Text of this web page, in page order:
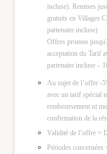
incluse). Remises
gratuits en Villages
partenaire incluse)
Offres promos
acceptation du Tarif
partenaire incluse –
Au sujet de l’offre -
avec un tarif spécial
remboursement ni
confirmation de la
Validité de l’offre =
Périodes concernées